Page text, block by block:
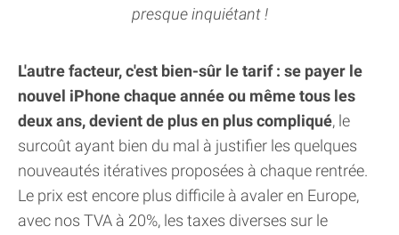
presque inquiétant !
L'autre facteur, c'est bien-sûr le tarif : se payer le
nouvel iPhone chaque année ou même tous les
deux ans, devient de plus en plus compliqué, le
surcoût ayant bien du mal à justifier les quelques
nouveautés itératives proposées à chaque rentrée.
Le prix est encore plus difficile à avaler en Europe,
avec nos TVA à 20%, les taxes diverses sur le